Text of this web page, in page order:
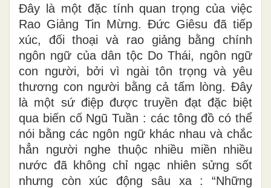
Đây là một đặc tính quan trọng của việc
Rao Giảng Tin Mừng. Đức Giêsu đã tiếp
xúc, đối thoại và rao giảng bằng chính
ngôn ngữ của dân tộc Do Thái, ngôn ngữ
con người, bởi vì ngài tôn trọng và yêu
thương con người bằng cả tấm lòng. Đây
là một sứ điệp được truyền đạt đặc biệt
qua biến cố Ngũ Tuần : các tông đồ có thể
nói bằng các ngôn ngữ khác nhau và chắc
hẳn người nghe thuộc nhiều miền nhiều
nước đã không chỉ ngạc nhiên sửng sốt
nhưng còn xúc động sâu xa : “Những